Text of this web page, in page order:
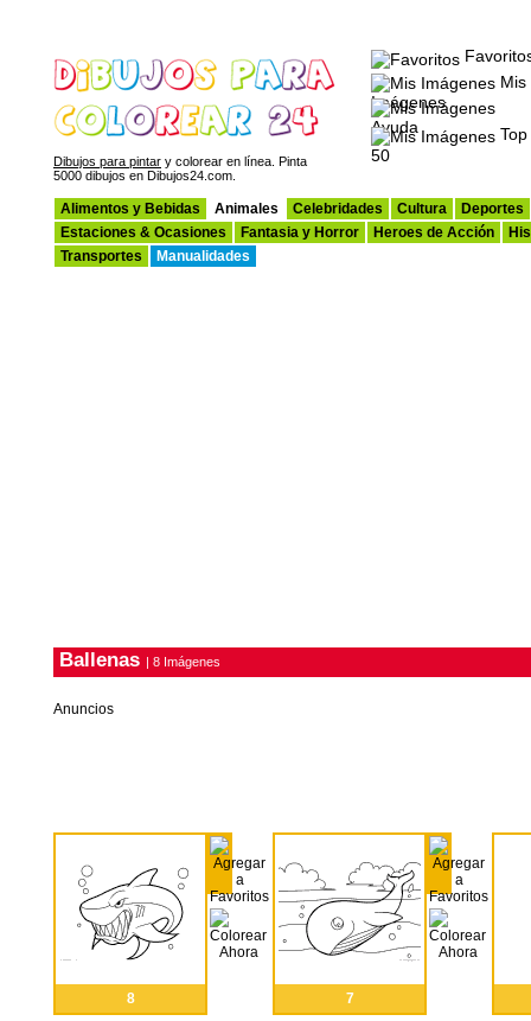
Dibujos para pintar y colorear en línea. Pinta
5000 dibujos en Dibujos24.com.
Mis
Imágenes
Ayuda
Top
50
Alimentos y Bebidas Animales Celebridades Cultura
Deportes
Estaciones & Ocasiones
Fantasia y Horror Heroes de Acción
Transportes
Manualidades
Ballenas | 8 Imágenes
Anuncios
8 7